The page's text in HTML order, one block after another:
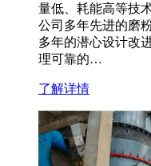
量低、耗能高等技
公司多年先进的磨
多年的潜心设计改
理可靠的…
了解详情